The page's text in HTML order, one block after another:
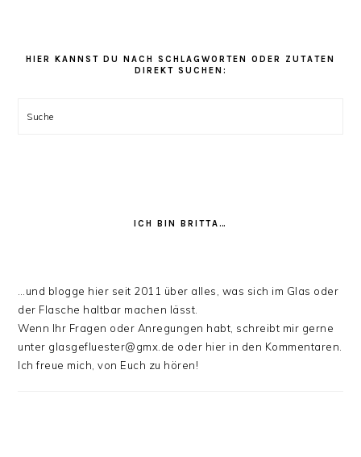
Kategorien
HIER KANNST DU NACH SCHLAGWORTEN ODER ZUTATEN
DIREKT SUCHEN:
Suche
ICH BIN BRITTA…
…und blogge hier seit 2011 über alles, was sich im Glas oder
der Flasche haltbar machen lässt.
Wenn Ihr Fragen oder Anregungen habt, schreibt mir gerne
unter glasgefluester@gmx.de oder hier in den Kommentaren.
Ich freue mich, von Euch zu hören!